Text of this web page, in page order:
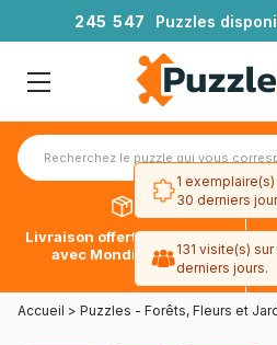
245 547 Puzzles
Livraison offerte dès 39€*
avec Mondial Relay
Accueil > Puzzles - Forêts, Fleurs et
1
30 derniers
131 visite(s)
derniers jours.